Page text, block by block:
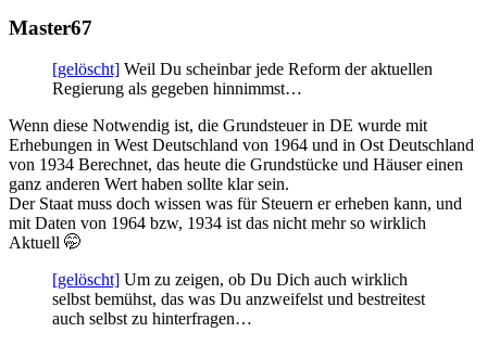
Master67
[gelöscht] Weil Du scheinbar jede Reform der aktuellen
Regierung als gegeben hinnimmst…
Wenn diese Notwendig ist, die Grundsteuer in DE wurde mit
Erhebungen in West Deutschland von 1964 und in Ost Deutschland
von 1934 Berechnet, das heute die Grundstücke und Häuser einen
ganz anderen Wert haben sollte klar sein.
Der Staat muss doch wissen was für Steuern er erheben kann, und
mit Daten von 1964 bzw, 1934 ist das nicht mehr so wirklich
Aktuell 🤭
[gelöscht] Um zu zeigen, ob Du Dich auch wirklich
selbst bemühst, das was Du anzweifelst und bestreitest
auch selbst zu hinterfragen…